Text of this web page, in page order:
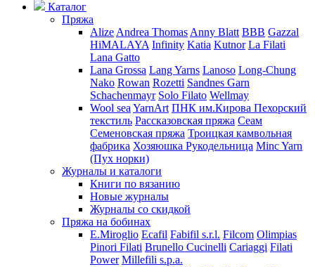
Каталог
Пряжа
Alize Andrea Thomas Anny Blatt BBB Gazzal
HiMALAYA Infinity Katia Kutnor La Filati
Lana Gatto
Lana Grossa Lang Yarns Lanoso Long-Chung
Nako Rowan Rozetti Sandnes Garn
Schachenmayr Solo Filato Wellmay
Wool sea YarnArt ПНК им.Кирова Пехорский
текстиль Рассказовская пряжа Сеам
Семеновская пряжа Троицкая камвольная
фабрика Хозяюшка Рукодельница Minc Yarn
(Пух норки)
Журналы и каталоги
Книги по вязанию
Новые журналы
Журналы со скидкой
Пряжа на бобинах
E.Miroglio Ecafil Fabifil s.r.l. Filcom Olimpias
Pinori Filati Brunello Cucinelli Cariaggi Filati
Power Millefili s.p.a.